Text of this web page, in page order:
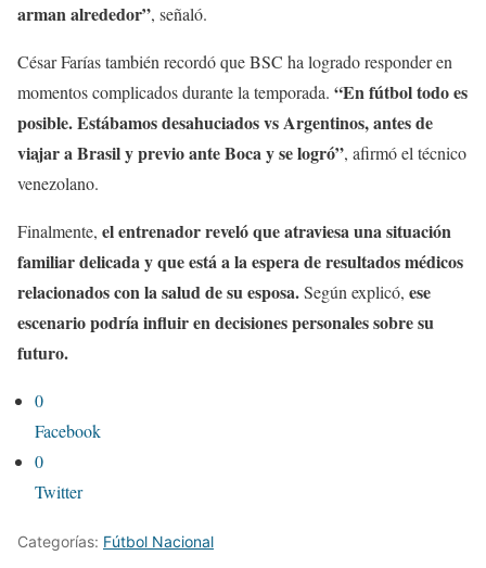
arman alrededor”, señaló.
César Farías también recordó que BSC ha logrado responder en
momentos complicados durante la temporada. “En fútbol todo es
posible. Estábamos desahuciados vs Argentinos, antes de
viajar a Brasil y previo ante Boca y se logró”, afirmó el técnico
venezolano.
Finalmente, el entrenador reveló que atraviesa una situación
familiar delicada y que está a la espera de resultados médicos
relacionados con la salud de su esposa.Según explicó, ese
escenario podría influir en decisiones personales sobre su
futuro.
0
Facebook
0
Twitter
Categorías: Fútbol Nacional